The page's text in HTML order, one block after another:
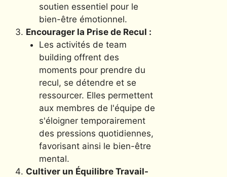
soutien essentiel pour le
bien-être émotionnel.
Encourager la Prise de Recul :
Les activités de team
building offrent des
moments pour prendre du
recul, se détendre et se
ressourcer. Elles permettent
aux membres de l'équipe de
s'éloigner temporairement
des pressions quotidiennes,
favorisant ainsi le bien-être
mental.
Cultiver un Équilibre Travail-